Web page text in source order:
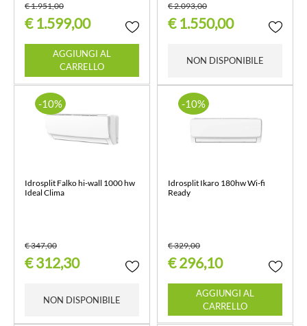
€ 1.951,00
€ 1.599,00
Quantità
AGGIUNGI AL
CARRELLO
€ 2.093,00
€ 1.550,00
NON DISPONIBILE
-10%
Idrosplit Falko hi-wall 1000 hw
Ideal Clima
€ 347,00
€ 312,30
NON DISPONIBILE
-10%
Idrosplit Ikaro 180hw Wi-fi
Ready
€ 329,00
€ 296,10
Quantità
AGGIUNGI AL
CARRELLO